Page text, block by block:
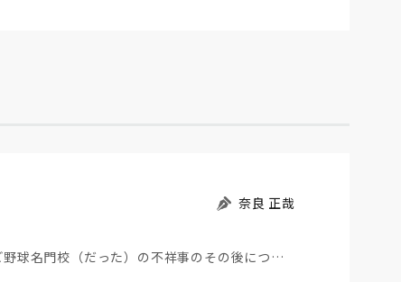
奈良 正哉
夏の甲子園が始まった。その裏側で、広陵やPLなど野球名門校（だった）の不祥事のその後について、「熱…